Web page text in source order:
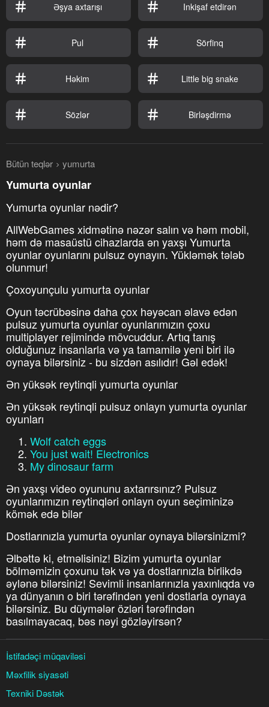
Əşya axtarışı Inkişaf etdirən
Pul Sörfinq
Həkim Little big snake
Sözlər Birləşdirmə
Bütün teqlər yumurta
Yumurta oyunlar
Yumurta oyunlar nədir?
AllWebGames xidmətinə nəzər salın və həm mobil,
həm də masaüstü cihazlarda ən yaxşı Yumurta
oyunlar oyunlarını pulsuz oynayın. Yükləmək tələb
olunmur!
Çoxoyunçulu yumurta oyunlar
Oyun təcrübəsinə daha çox həyəcan əlavə edən
pulsuz yumurta oyunlar oyunlarımızın çoxu
multiplayer rejimində mövcuddur. Artıq tanış
olduğunuz insanlarla və ya tamamilə yeni biri ilə
oynaya bilərsiniz - bu sizdən asılıdır! Gəl edək!
Ən yüksək reytinqli yumurta oyunlar
Ən yüksək reytinqli pulsuz onlayn yumurta oyunlar
oyunları
Wolf catch eggs
You just wait! Electronics
My dinosaur farm
Ən yaxşı video oyununu axtarırsınız? Pulsuz
oyunlarımızın reytinqləri onlayn oyun seçiminizə
kömək edə bilər
Dostlarınızla yumurta oyunlar oynaya bilərsinizmi?
Əlbəttə ki, etməlisiniz! Bizim yumurta oyunlar
bölməmizin çoxunu tək və ya dostlarınızla birlikdə
əylənə bilərsiniz! Sevimli insanlarınızla yaxınlıqda və
ya dünyanın o biri tərəfindən yeni dostlarla oynaya
bilərsiniz. Bu düymələr özləri tərəfindən
basılmayacaq, bəs nəyi gözləyirsən?
İstifadəçi müqaviləsi
Məxfilik siyasəti
Texniki Dəstək